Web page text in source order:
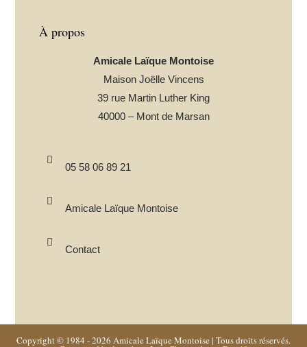
À propos
Amicale Laïque Montoise
Maison Joëlle Vincens
39 rue Martin Luther King
40000 – Mont de Marsan
05 58 06 89 21
Amicale Laïque Montoise
Contact
Copyright © 1984 - 2026 Amicale Laïque Montoise | Tous droits réservés.